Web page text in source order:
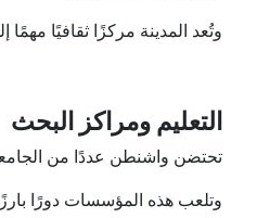
وتُعد المدينة مركزًا ثقافيًا
التعليم ومراكز البحث
تحتضن واشنطن عددًا من
وتلعب هذه المؤسسات دورًا